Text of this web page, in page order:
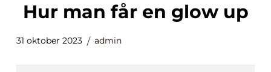
hur man får en glow up
31 oktober 2023 admin